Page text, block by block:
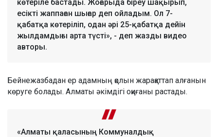
көтеріле бастады. Жоғарыда біреу шақырып,
есікті жаппаған шығар деп ойладым. Ол 7-
қабатқа көтеріліп, одан әрі 25-қабатқа дейін
жылдамдығы арта түсті», - деп жазды видео
авторы.
Бейнежазбадан ер адамның қолын жарақаттап алғанын
көруге болады. Алматы әкімдігі оқиғаны растады.
«Алматы қаласының Коммуналдық